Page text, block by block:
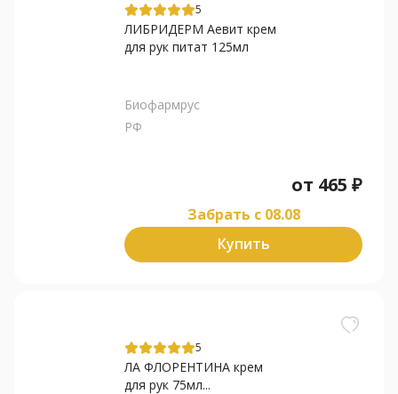
5
ЛИБРИДЕРМ Аевит крем
для рук питат 125мл
Биофармрус
РФ
от 465 ₽
Забрать c 08.08
Купить
5
ЛА ФЛОРЕНТИНА крем
для рук 75мл...